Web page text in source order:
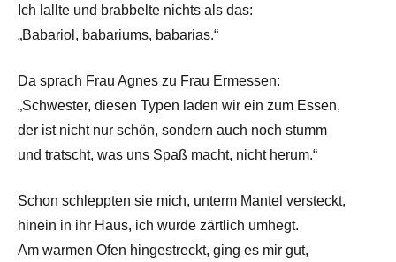
Ich lallte und brabbelte nichts als das:
„Babariol, babariums, babarias.“
Da sprach Frau Agnes zu Frau Ermessen:
„Schwester, diesen Typen laden wir ein zum Essen,
der ist nicht nur schön, sondern auch noch stumm
und tratscht, was uns Spaß macht, nicht herum.“
Schon schleppten sie mich, unterm Mantel versteckt,
hinein in ihr Haus, ich wurde zärtlich umhegt.
Am warmen Ofen hingestreckt, ging es mir gut,